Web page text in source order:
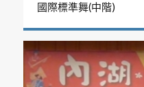
國際標準舞(中階)